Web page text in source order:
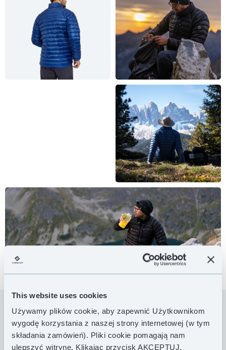
This website uses cookies
Używamy plików cookie, aby zapewnić Użytkownikom
wygodę korzystania z naszej strony internetowej (w tym
składania zamówień). Pliki cookie pomagają nam
ulepszyć witrynę. Klikając przycisk AKCEPTUJ,
Primelite Pullover to minimalistyczny pulower
puchowy, który zapewni Ci komfort cieplny